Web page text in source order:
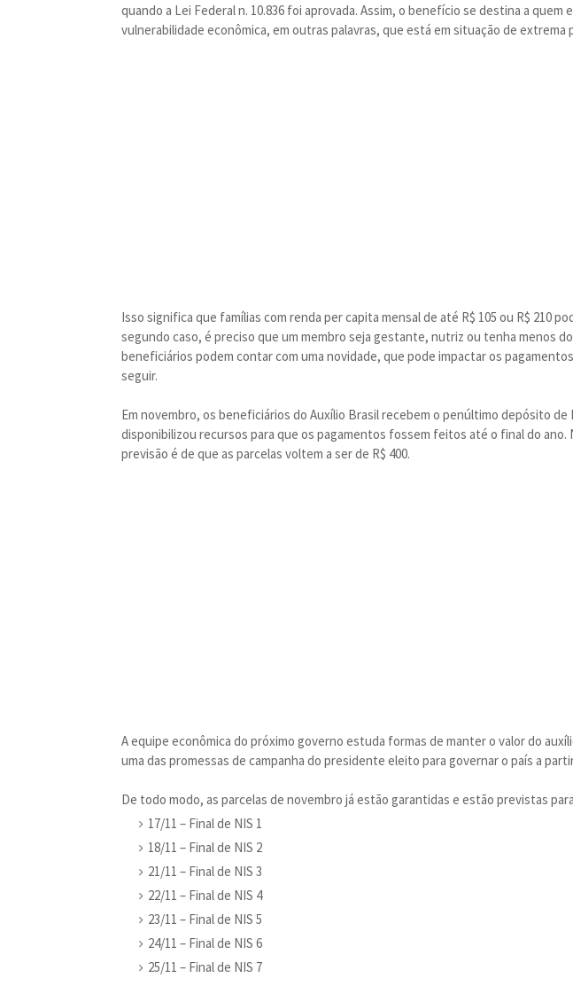
quando a Lei Federal n. 10.836 foi aprovada. Assim, o benefício se destina a quem
vulnerabilidade econômica, em outras palavras, que está em situação de extrema
Isso significa que famílias com renda per capita mensal de até R$ 105 ou R$ 210
segundo caso, é preciso que um membro seja gestante, nutriz ou tenha menos do
beneficiários podem contar com uma novidade, que pode impactar os pagamentos
seguir.
Em novembro, os beneficiários do Auxílio Brasil recebem o penúltimo depósito de
disponibilizou recursos para que os pagamentos fossem feitos até o final do ano.
previsão é de que as parcelas voltem a ser de R$ 400.
A equipe econômica do próximo governo estuda formas de manter o valor do
uma das promessas de campanha do presidente eleito para governar o país a
De todo modo, as parcelas de novembro já estão garantidas e estão previstas
17/11 – Final de NIS 1
18/11 – Final de NIS 2
21/11 – Final de NIS 3
22/11 – Final de NIS 4
23/11 – Final de NIS 5
24/11 – Final de NIS 6
25/11 – Final de NIS 7